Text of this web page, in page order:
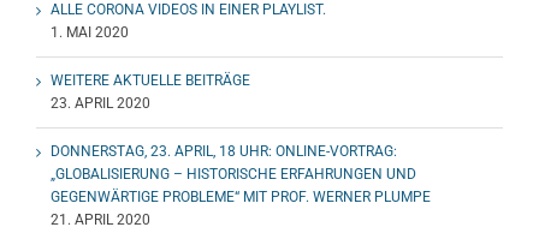
ALLE CORONA VIDEOS IN EINER PLAYLIST.
1. MAI 2020
WEITERE AKTUELLE BEITRÄGE
23. APRIL 2020
DONNERSTAG, 23. APRIL, 18 UHR: ONLINE-VORTRAG:
„GLOBALISIERUNG – HISTORISCHE ERFAHRUNGEN UND
GEGENWÄRTIGE PROBLEME“ MIT PROF. WERNER PLUMPE
21. APRIL 2020